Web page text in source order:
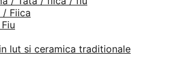
/ Fiica
lut si ceramica traditionale